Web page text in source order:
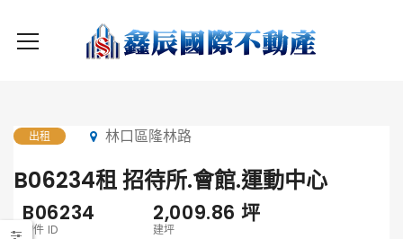
出租 林口區隆林路
B06234租 招待所.會館.運動中心
B06234
物件 ID
2,009.86 坪
建坪